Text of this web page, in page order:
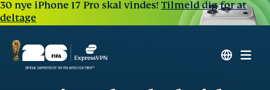
30 nye iPhone 17 Pro skal vindes!Tilmeld dig for at
deltage